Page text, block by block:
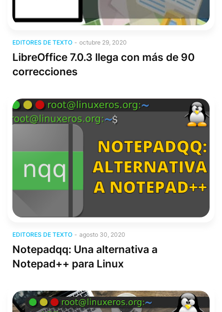
EDITORES DE TEXTO - octubre 29, 2020
LibreOffice 7.0.3 llega con más de 90
correcciones
EDITORES DE TEXTO - agosto 30, 2020
Notepadqq: Una alternativa a
Notepad++ para Linux